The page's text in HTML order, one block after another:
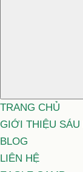
TRANG CHỦ
GIỚI THIỆU SÁU
BLOG
LIÊN HỆ